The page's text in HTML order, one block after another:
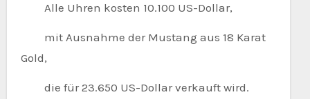
Alle Uhren kosten 10.100 US-Dollar,
mit Ausnahme der Mustang aus 18 Karat
Gold,
die für 23.650 US-Dollar verkauft wird.